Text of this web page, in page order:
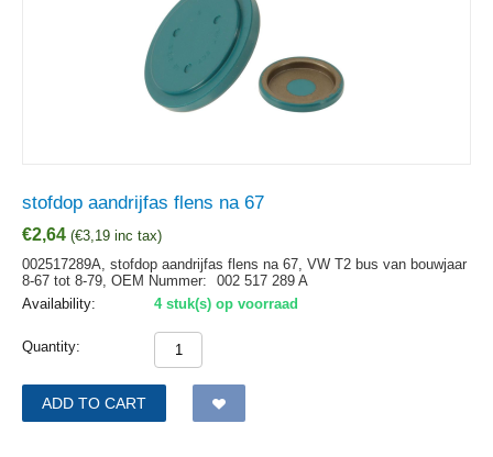
stofdop aandrijfas flens na 67
€2,64 (€3,19 inc tax)
002517289A, stofdop aandrijfas flens na 67, VW T2 bus van bouwjaar
8-67 tot 8-79, OEM Nummer:
002 517 289 A
Availability:
4 stuk(s) op voorraad
Quantity:
ADD TO CART